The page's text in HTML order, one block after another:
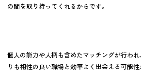
の間を取り持ってくれるからです。
個人の能力や人柄も含めたマッチングが行わ
りも相性の良い職場と効率よく出会える可能